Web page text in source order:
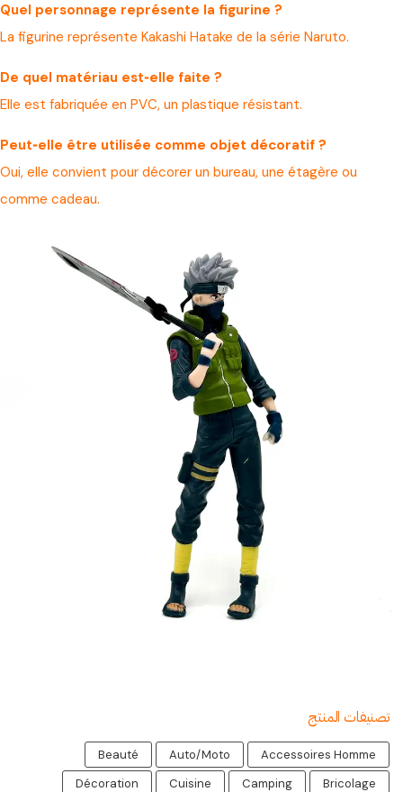
Quel personnage représente la figurine ?
La figurine représente Kakashi Hatake de la série Naruto.
De quel matériau est‑elle faite ?
Elle est fabriquée en PVC, un plastique résistant.
Peut‑elle être utilisée comme objet décoratif ?
Oui, elle convient pour décorer un bureau, une étagère ou
comme cadeau.
تصنيفات المنتج
Accessoires Homme
Auto/Moto
Beauté
Bricolage
Camping
Cuisine
Décoration